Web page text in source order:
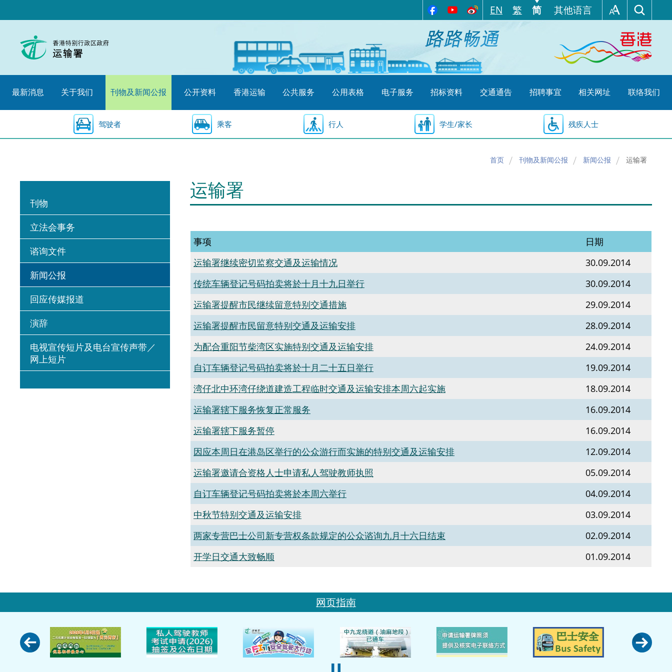
至
始
EN 繁 简 其他语言
最新消息 关于我们 刊物及新闻公报 公开资料 香港运输 公共服务 公用表格 电子服务 招标资料 交通通告 招聘事宜 相关网址 联络我们
驾驶者 乘客 行人 学生/家长 残疾人士
首页 刊物及新闻公报 新闻公报 运输署
刊物
立法会事务
谘询文件
新闻公报
回应传媒报道
演辞
电视宣传短片及电台宣传声带／
网上短片
运输署
事项
日期
运输署继续密切监察交通及运输情况
30.09.2014
传统车辆登记号码拍卖将於十月十九日举行
30.09.2014
运输署提醒市民继续留意特别交通措施
29.09.2014
运输署提醒市民留意特别交通及运输安排
28.09.2014
为配合重阳节柴湾区实施特别交通及运输安排
24.09.2014
自订车辆登记号码拍卖将於十月二十五日举行
19.09.2014
湾仔北中环湾仔绕道建造工程临时交通及运输安排本周六起实施
18.09.2014
运输署辖下服务恢复正常服务
16.09.2014
运输署辖下服务暂停
16.09.2014
因应本周日在港岛区举行的公众游行而实施的特别交通及运输安排
12.09.2014
运输署邀请合资格人士申请私人驾驶教师执照
05.09.2014
自订车辆登记号码拍卖将於本周六举行
04.09.2014
中秋节特别交通及运输安排
03.09.2014
两家专营巴士公司新专营权条款规定的公众谘询九月十六日结束
02.09.2014
开学日交通大致畅顺
01.09.2014
网页指南